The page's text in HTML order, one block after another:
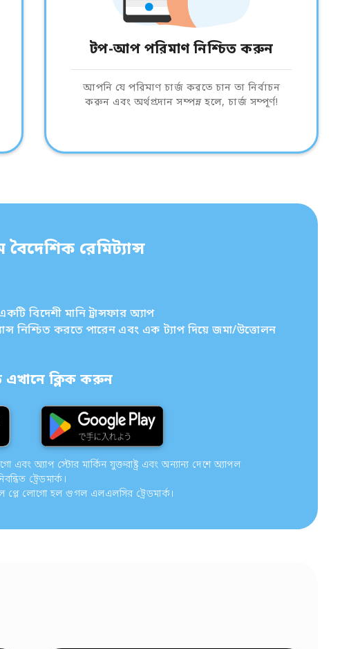
টপ-আপ পরিমাণ নিশ্চিত করুন
আপনি যে পরিমাণ চার্জ করতে চান তা নির্বাচন
করুন এবং অর্থপ্রদান সম্পন্ন হলে, চার্জ সম্পূর্ণ!
রেমিট্যান্স
বিদেশী মানি ট্রান্সফার অ্যাপ
নিশ্চিত করতে পারেন এবং এক ট্যাপ দিয়ে জমা/উত্তোলন
ক্লিক করুন
এবং অ্যাপ স্টোর মার্কিন যুক্তরাষ্ট্র এবং অন্যান্য দেশে অ্যাপল
ট্রেডমার্ক।
লোগো হল গুগল এলএলসির ট্রেডমার্ক।